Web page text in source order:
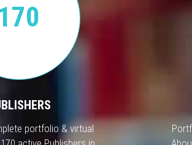
170
portfolio & virtual